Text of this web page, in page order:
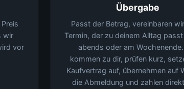
wir
vor
Übergabe
Passt der Betrag, vereinbaren
Termin, der zu deinem Alltag
abends oder am
kommen zu dir, prüfen kurz,
Kaufvertrag auf, übernehmen auf
die Abmeldung und zahlen